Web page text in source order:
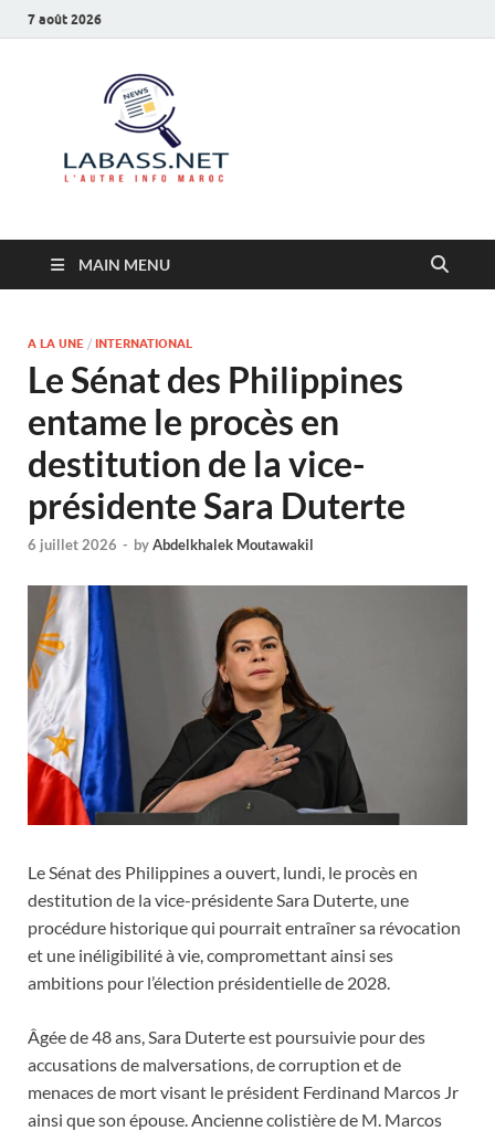
7 août 2026
MAIN MENU
A LA UNE / INTERNATIONAL
Le Sénat des Philippines
entame le procès en
destitution de la vice-
présidente Sara Duterte
6 juillet 2026 - byAbdelkhalek Moutawakil
Le Sénat des Philippines a ouvert, lundi, le procès en
destitution de la vice-présidente Sara Duterte, une
procédure historique qui pourrait entraîner sa révocation
et une inéligibilité à vie, compromettant ainsi ses
ambitions pour l’élection présidentielle de 2028.
Âgée de 48 ans, Sara Duterte est poursuivie pour des
accusations de malversations, de corruption et de
menaces de mort visant le président Ferdinand Marcos Jr
ainsi que son épouse. Ancienne colistière de M. Marcos